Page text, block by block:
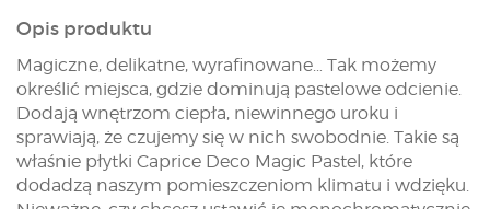
Opis produktu
Magiczne, delikatne, wyrafinowane… Tak możemy
określić miejsca, gdzie dominują pastelowe odcienie.
Dodają wnętrzom ciepła, niewinnego uroku i
sprawiają, że czujemy się w nich swobodnie. Takie są
właśnie płytki Caprice Deco Magic Pastel, które
dodadzą naszym pomieszczeniom klimatu i wdzięku.